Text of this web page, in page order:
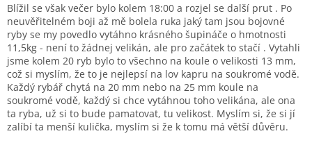
Blížil se však večer bylo kolem 18:00 a rozjel se další prut . Po
neuvěřitelném boji až mě bolela ruka jaký tam jsou bojovné
ryby se my povedlo vytáhno krásného šupináče o hmotnosti
11,5kg - není to žádnej velikán, ale pro začátek to stačí . Vytahli
jsme kolem 20 ryb bylo to všechno na koule o velikosti 13 mm,
což si myslím, že to je nejlepsí na lov kapru na soukromé vodě.
Každý rybář chytá na 20 mm nebo na 25 mm koule na
soukromé vodě, každý si chce vytáhnou toho velikána, ale ona
ta ryba, už si to bude pamatovat, tu velikost. Myslím si, že si jí
zalíbí ta menší kulička, myslím si že k tomu má větší důvěru.